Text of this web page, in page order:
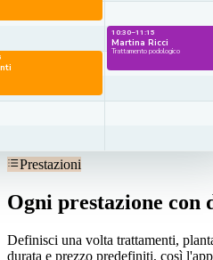
10:30–11:15
Martina Ricci
Trattamento podologico
Prestazioni
Ogni prestazione con
Definisci una volta trattamenti,
durata e prezzo predefiniti, così